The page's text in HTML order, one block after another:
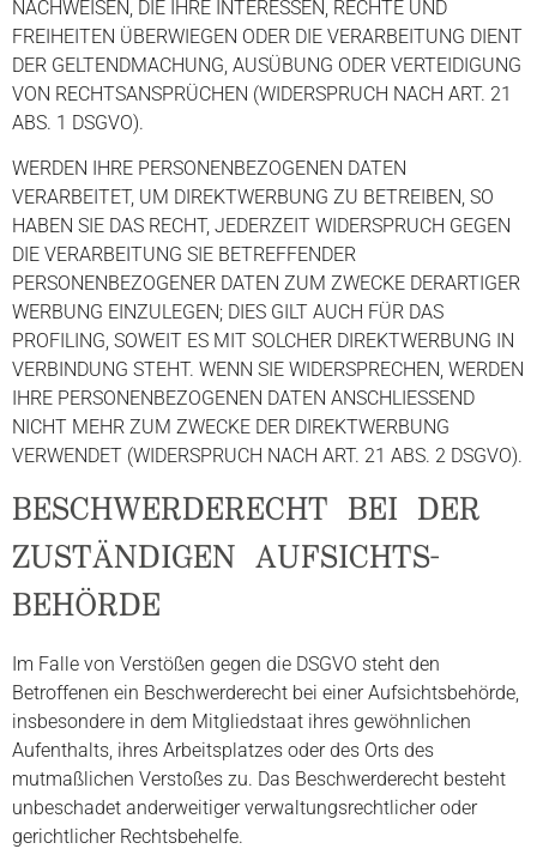
NACHWEISEN, DIE IHRE INTERESSEN, RECHTE UND
FREIHEITEN ÜBERWIEGEN ODER DIE VERARBEITUNG DIENT
DER GELTENDMACHUNG, AUSÜBUNG ODER VERTEIDIGUNG
VON RECHTSANSPRÜCHEN (WIDERSPRUCH NACH ART. 21
ABS. 1 DSGVO).
WERDEN IHRE PERSONENBEZOGENEN DATEN
VERARBEITET, UM DIREKTWERBUNG ZU BETREIBEN, SO
HABEN SIE DAS RECHT, JEDERZEIT WIDERSPRUCH GEGEN
DIE VERARBEITUNG SIE BETREFFENDER
PERSONENBEZOGENER DATEN ZUM ZWECKE DERARTIGER
WERBUNG EINZULEGEN; DIES GILT AUCH FÜR DAS
PROFILING, SOWEIT ES MIT SOLCHER DIREKTWERBUNG IN
VERBINDUNG STEHT. WENN SIE WIDERSPRECHEN, WERDEN
IHRE PERSONENBEZOGENEN DATEN ANSCHLIESSEND
NICHT MEHR ZUM ZWECKE DER DIREKTWERBUNG
VERWENDET (WIDERSPRUCH NACH ART. 21 ABS. 2 DSGVO).
BESCHWERDE­RECHT BEI DER
ZUSTÄNDIGEN AUFSICHTS­
BEHÖRDE
Im Falle von Verstößen gegen die DSGVO steht den
Betroffenen ein Beschwerderecht bei einer Aufsichtsbehörde,
insbesondere in dem Mitgliedstaat ihres gewöhnlichen
Aufenthalts, ihres Arbeitsplatzes oder des Orts des
mutmaßlichen Verstoßes zu. Das Beschwerderecht besteht
unbeschadet anderweitiger verwaltungsrechtlicher oder
gerichtlicher Rechtsbehelfe.